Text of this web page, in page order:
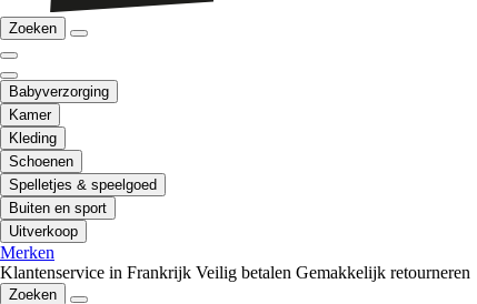
Zoeken
Babyverzorging
Kamer
Kleding
Schoenen
Spelletjes & speelgoed
Buiten en sport
Uitverkoop
Merken
Klantenservice in Frankrijk Veilig betalen Gemakkelijk retourneren
Zoeken